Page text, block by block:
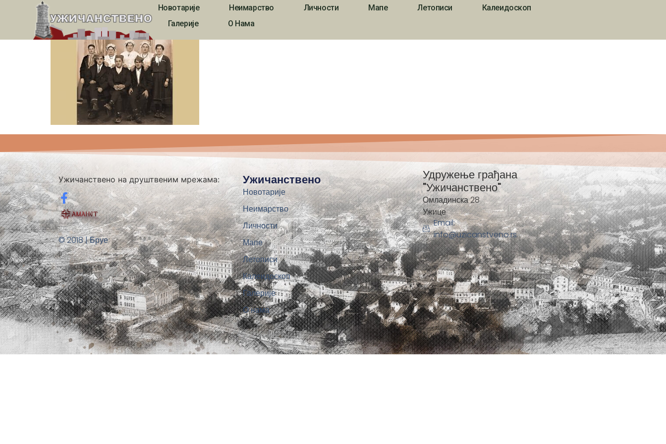
Новотарије Неимарство Личности Мапе Летописи
Калеидоскоп
Галерије
О Нама
2451
Ужичанствено на друштвеним мрежама:
© 2018 | Бруе
Ужичанствено
Новотарије
Неимарство
Личности
Мапе
Летописи
Калеидоскоп
Галерије
О нама
Удружење грађана
"Ужичанствено"
Омладинска 28
Ужице
Email:
info@uzicanstveno.rs